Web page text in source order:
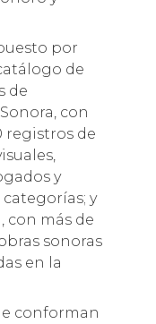
por
de
de
con
registros de
y
y
con más de
sonoras
en la
conforman